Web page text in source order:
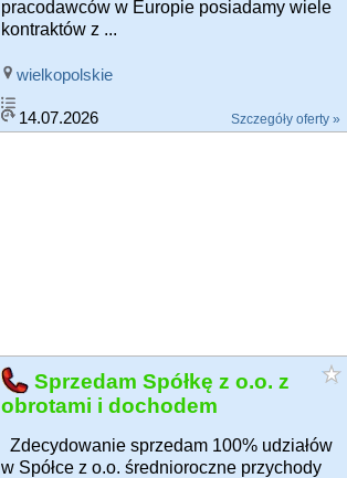
pracodawców w Europie posiadamy wiele
kontraktów z ...
wielkopolskie
14.07.2026 Szczegóły oferty »
Sprzedam Spółkę z o.o. z
obrotami i dochodem
Zdecydowanie sprzedam 100% udziałów
w Spółce z o.o. średnioroczne przychody